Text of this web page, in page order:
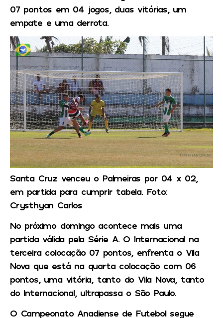
07 pontos em 04 jogos, duas vitórias, um
empate e uma derrota.
Santa Cruz venceu o Palmeiras por 04 x 02,
em partida para cumprir tabela. Foto:
Crysthyan Carlos
No próximo domingo acontece mais uma
partida válida pela Série A. O Internacional na
terceira colocação 07 pontos, enfrenta o Vila
Nova que está na quarta colocação com 06
pontos, uma vitória, tanto do Vila Nova, tanto
do Internacional, ultrapassa o São Paulo.
O Campeonato Anadiense de Futebol segue